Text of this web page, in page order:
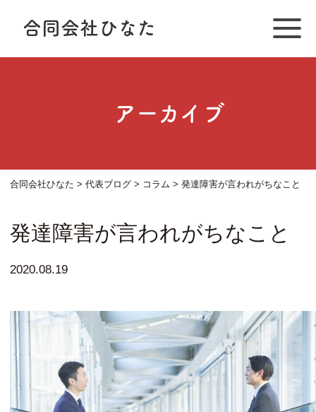
合同会社ひなた
アーカイブ
合同会社ひなた >代表ブログ > コラム >発達障害が言われがちなこと
発達障害が言われがちなこと
2020.08.19